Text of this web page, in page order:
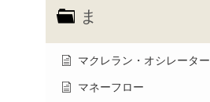
ま
マクレラン・オシレーター
マネーフロー